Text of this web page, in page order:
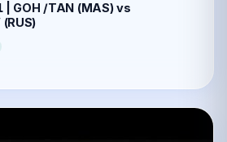
| GOH /TAN (MAS) vs